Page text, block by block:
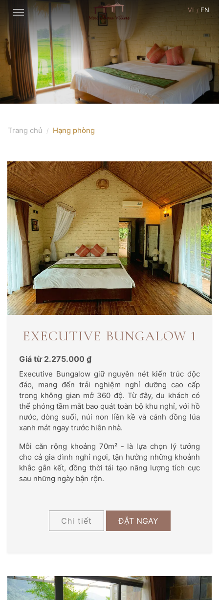
VI EN
Trang chủ Hạng phòng
EXECUTIVE BUNGALOW 1
Giá từ 2.275.000 ₫
Executive Bungalow giữ nguyên nét kiến trúc độc
đáo, mang đến trải nghiệm nghỉ dưỡng cao cấp
trong không gian mở 360 độ. Từ đây, du khách có
thể phóng tầm mắt bao quát toàn bộ khu nghỉ, với hồ
nước, dòng suối, núi non liền kề và cánh đồng lúa
xanh mát ngay trước hiên nhà.
Mỗi căn rộng khoảng 70m² - là lựa chọn lý tưởng
cho cả gia đình nghỉ ngơi, tận hưởng những khoảnh
khắc gắn kết, đồng thời tái tạo năng lượng tích cực
sau những ngày bận rộn.
Chi tiết ĐẶT NGAY